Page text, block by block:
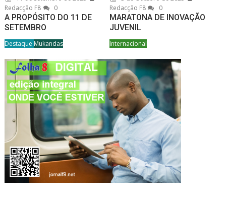
Redacção F8
0
A PROPÓSITO DO 11 DE
SETEMBRO
Destaque Mukandas
Redacção F8
0
MARATONA DE INOVAÇÃO
JUVENIL
Internacional